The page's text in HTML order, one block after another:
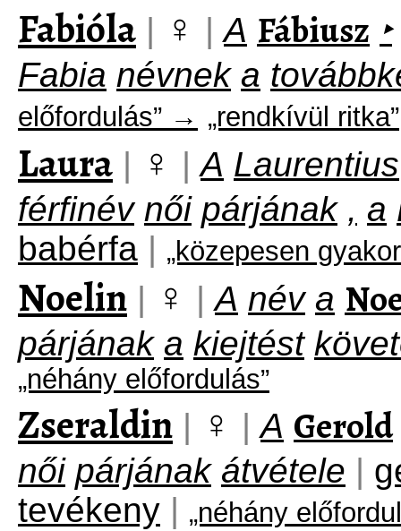
Fabióla | ♀ | A Fábiusz ‣
Fabia névnek a
előfordulás” → „rendkívül ritka”
Laura | ♀ | A Laurentius
férfinév női párjának , a
babérfa | „közepesen
Noelin | ♀ | A név a
párjának a kiejtést
„néhány előfordulás”
Zseraldin | ♀ | A Gerold
női párjának átvétele |
tevékeny | „néhány